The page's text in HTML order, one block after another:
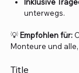
unterwegs.
💡 Empfohlen für:
Monteure und
Title